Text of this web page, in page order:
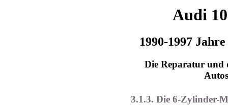
Audi
1990-1997
Die Reparatur und
Autos
3.1.3. Die 6-Zylinder-